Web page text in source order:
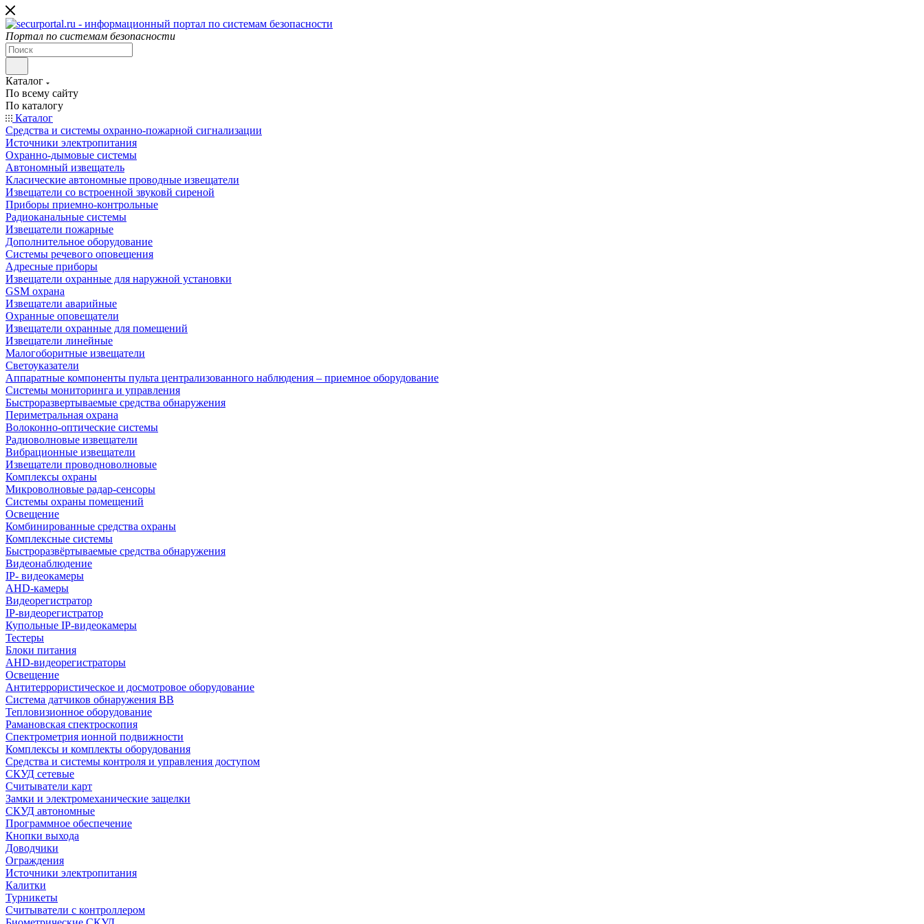
Портал по системам безопасности
Каталог
По всему сайту
По каталогу
Каталог
Средства и системы охранно-пожарной сигнализации
Источники электропитания
Охранно-дымовые системы
Автономный извещатель
Класические автономные проводные извещатели
Извещатели со встроенной звуковй сиреной
Приборы приемно-контрольные
Радиоканальные системы
Извещатели пожарные
Дополнительное оборудование
Системы речевого оповещения
Адресные приборы
Извещатели охранные для наружной установки
GSM охрана
Извещатели аварийные
Охранные оповещатели
Извещатели охранные для помещений
Извещатели линейные
Малогоборитные извещатели
Светоуказатели
Аппаратные компоненты пульта централизованного наблюдения – приемное оборудование
Системы мониторинга и управления
Быстроразвертываемые средства обнаружения
Периметральная охрана
Волоконно-оптические системы
Радиоволновые извещатели
Вибрационные извещатели
Извещатели проводноволновые
Комплексы охраны
Микроволновые радар-сенсоры
Системы охраны помещений
Освещение
Комбинированные средства охраны
Комплексные системы
Быстроразвёртываемые средства обнаружения
Видеонаблюдение
IP- видеокамеры
AHD-камеры
Видеорегистратор
IP-видеорегистратор
Купольные IP-видеокамеры
Тестеры
Блоки питания
AHD-видеорегистраторы
Освещение
Антитеррористическое и досмотровое оборудование
Cистема датчиков обнаружения ВВ
Тепловизионное оборудование
Рамановская спектроскопия
Спектрометрия ионной подвижности
Комплексы и комплекты оборудования
Средства и системы контроля и управления доступом
СКУД сетевые
Считыватели карт
Замки и электромеханические защелки
СКУД автономные
Программное обеспечение
Кнопки выхода
Доводчики
Ограждения
Источники электропитания
Калитки
Турникеты
Считыватели с контроллером